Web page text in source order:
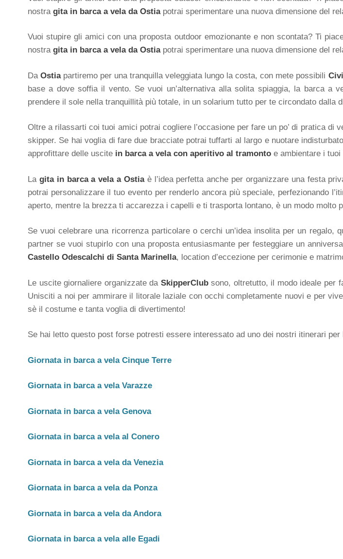
nostra gita in barca a vela da Ostiapotrai sperimentare una nuova dimensione del
Vuoi stupire gli amici con una proposta outdoor emozionante e non scontata? Ti
nostra gita in barca a vela da Ostiapotrai sperimentare una nuova dimensione del
DaOstia partiremo per una tranquilla veleggiata lungo la costa, con mete possibili
base a dove soffia il vento. Se vuoi un’alternativa alla solita spiaggia, la barca a
prendere il sole nella tranquillità più totale, in un solarium tutto per te circondato dalla
Oltre a rilassarti coi tuoi amici potrai cogliere l’occasione per fare un po’ di pratica di
skipper. Se hai voglia di fare due bracciate potrai tuffarti al largo e nuotare
approfittare delle uscite in barca a vela con aperitivo al tramonto e ambientare i
La gita in barca a vela a Ostiaè l’idea perfetta anche per organizzare una festa
potrai personalizzare il tuo evento per renderlo ancora più speciale, perfezionando
aperto, mentre la brezza ti accarezza i capelli e ti trasporta lontano, è un modo molto
Se vuoi celebrare una ricorrenza particolare o cerchi un’idea insolita per un regalo,
partner se vuoi stupirlo con una proposta entusiasmante per festeggiare un
Castello Odescalchi di Santa Marinella, location d’eccezione per cerimonie e
Le uscite giornaliere organizzate da SkipperClubsono, oltretutto, il modo ideale per
Unisciti a noi per ammirare il litorale laziale con occhi completamente nuovi e per
sè il costume e tanta voglia di divertimento!
Se hai letto questo post forse potresti essere interessato ad uno dei nostri itinerari per
Giornata in barca a vela Cinque Terre
Giornata in barca a vela Varazze
Giornata in barca a vela Genova
Giornata in barca a vela al Conero
Giornata in barca a vela da Venezia
Giornata in barca a vela da Ponza
Giornata in barca a vela da Andora
Giornata in barca a vela alle Egadi